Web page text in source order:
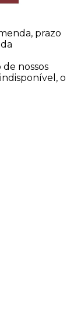
prazo
nossos
o